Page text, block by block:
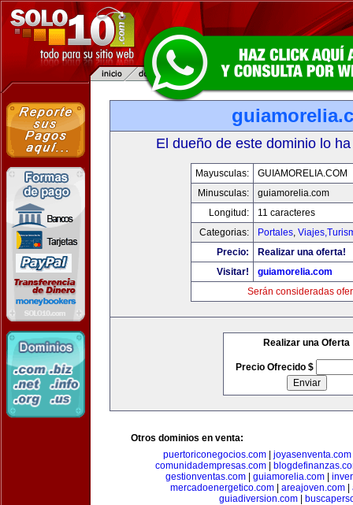
El dueño de este dominio lo
Mayusculas:
GUIAMORELIA.COM
Minusculas:
guiamorelia.com
Longitud:
11 caracteres
Categorias:
Portales,
Precio:
Realizar una oferta!
Visitar!
guiamorelia.com
Serán consideradas
Realizar una Oferta
Precio Ofrecido $
Otros dominios en venta:
puertoriconegocios.com
joyasenventa.com
comunidadempresas.com|
gestionventas.com| guiamorelia.com|
mercadoenergetico.com| areajoven.com|
guiadiversion.com